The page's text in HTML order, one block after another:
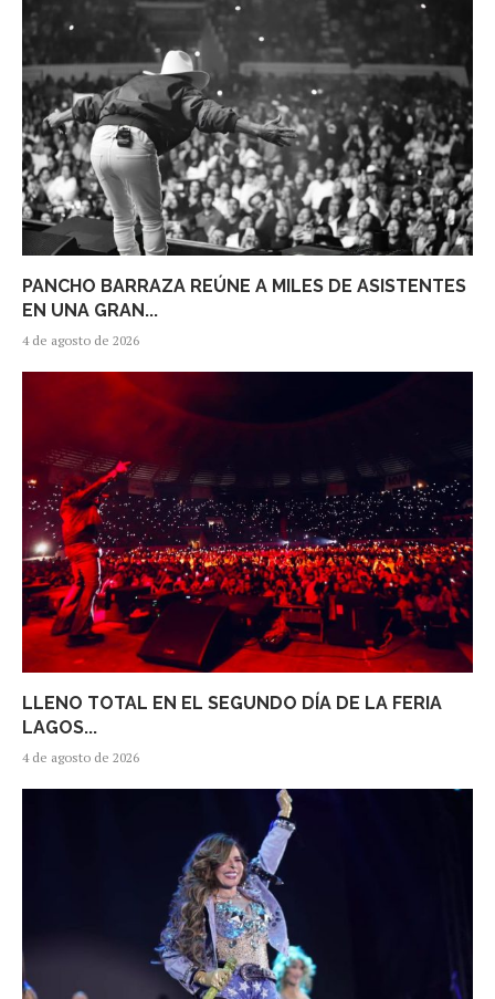
PANCHO BARRAZA REÚNE A MILES DE ASISTENTES
EN UNA GRAN...
4 de agosto de 2026
LLENO TOTAL EN EL SEGUNDO DÍA DE LA FERIA
LAGOS...
4 de agosto de 2026